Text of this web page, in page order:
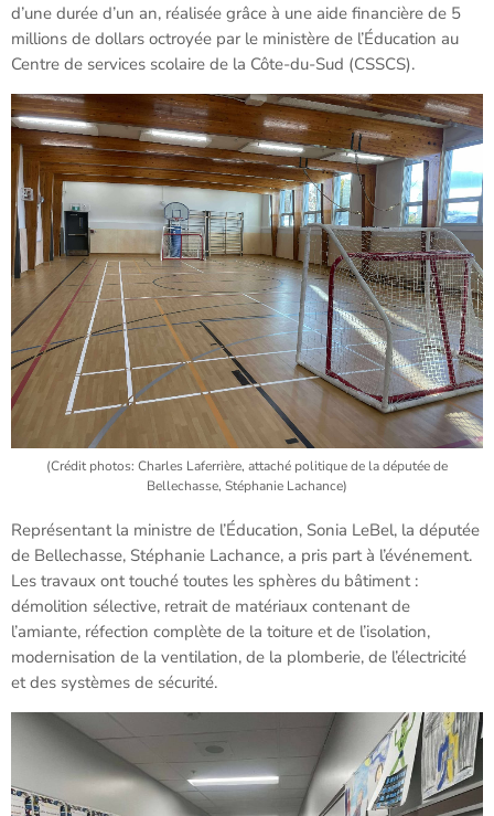
d’une durée d’un an, réalisée grâce à une aide financière de 5
millions de dollars octroyée par le ministère de l’Éducation au
Centre de services scolaire de la Côte-du-Sud (CSSCS).
(Crédit photos: Charles Laferrière, attaché politique de la députée de
Bellechasse, Stéphanie Lachance)
Représentant la ministre de l’Éducation, Sonia LeBel, la députée
de Bellechasse, Stéphanie Lachance, a pris part à l’événement.
Les travaux ont touché toutes les sphères du bâtiment :
démolition sélective, retrait de matériaux contenant de
l’amiante, réfection complète de la toiture et de l’isolation,
modernisation de la ventilation, de la plomberie, de l’électricité
et des systèmes de sécurité.